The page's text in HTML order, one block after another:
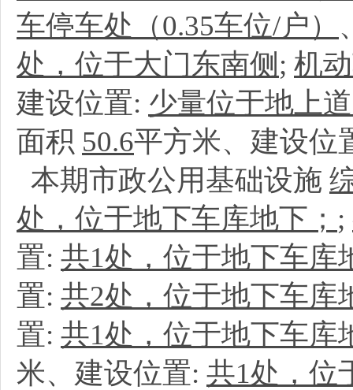
车停车处（0.35车位/户）
处，位于大门东南侧 ; 机
建设位置: 少量位于地上
面积 50.6平方米、建设位
本期市政公用基础设施
处，位于地下车库地下； ;
置: 共1处，位于地下车库
置: 共2处，位于地下车库
置: 共1处，位于地下车库
米、建设位置: 共1处，位